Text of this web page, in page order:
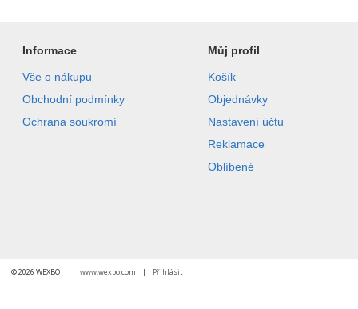
Informace
Vše o nákupu
Obchodní podmínky
Ochrana soukromí
Můj profil
Košík
Objednávky
Nastavení účtu
Reklamace
Oblíbené
© 2026 WEXBO | www.wexbo.com | Přihlásit